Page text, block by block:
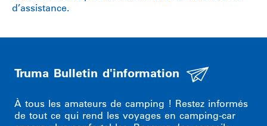
d’assistance.
Truma Bulletin d'information
À tous les amateurs de camping ! Restez informés
de tout ce qui rend les voyages en camping-car